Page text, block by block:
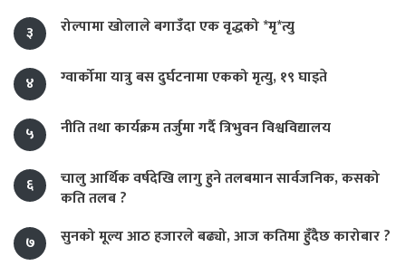
३ रोल्पामा खोलाले बगाउँदा एक वृद्धको *मृ*त्यु
४ ग्वार्कोमा यात्रु बस दुर्घटनामा एकको मृत्यु, १९ घाइते
५ नीति तथा कार्यक्रम तर्जुमा गर्दै त्रिभुवन विश्वविद्यालय
६
चालु आर्थिक वर्षदेखि लागु हुने तलबमान सार्वजनिक, कसको
कति तलब ?
७
सुनको मूल्य आठ हजारले बढ्यो, आज कतिमा हुँदैछ कारोबार ?